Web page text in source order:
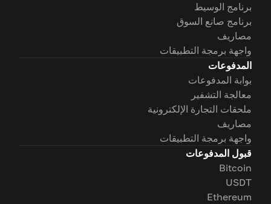
برنامج الوسيط
برنامج صانع السوق
مصاريف
واجهة برمجة التطبيقات
المدفوعات
بوابة المدفوعات
معالجة التشفير
ملحقات التجارة الإلكترونية
مصاريف
واجهة برمجة التطبيقات
قبول المدفوعات
Bitcoin
USDT
Ethereum